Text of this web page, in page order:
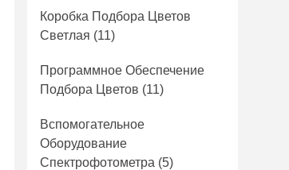
Коробка Подбора Цветов
Светлая (11)
Программное Обеспечение
Подбора Цветов (11)
Вспомогательное
Оборудование
Спектрофотометра (5)